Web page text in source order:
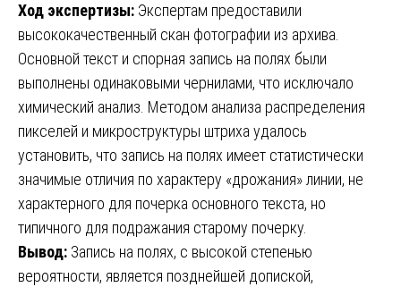
Ход экспертизы: Экспертам предоставили
высококачественный скан фотографии из архива.
Основной текст и спорная запись на полях были
выполнены одинаковыми чернилами, что исключало
химический анализ. Методом анализа распределения
пикселей и микроструктуры штриха удалось
установить, что запись на полях имеет статистически
значимые отличия по характеру «дрожания» линии, не
характерного для почерка основного текста, но
типичного для подражания старому почерку.
Вывод: Запись на полях, с высокой степенью
вероятности, является позднейшей допиской,